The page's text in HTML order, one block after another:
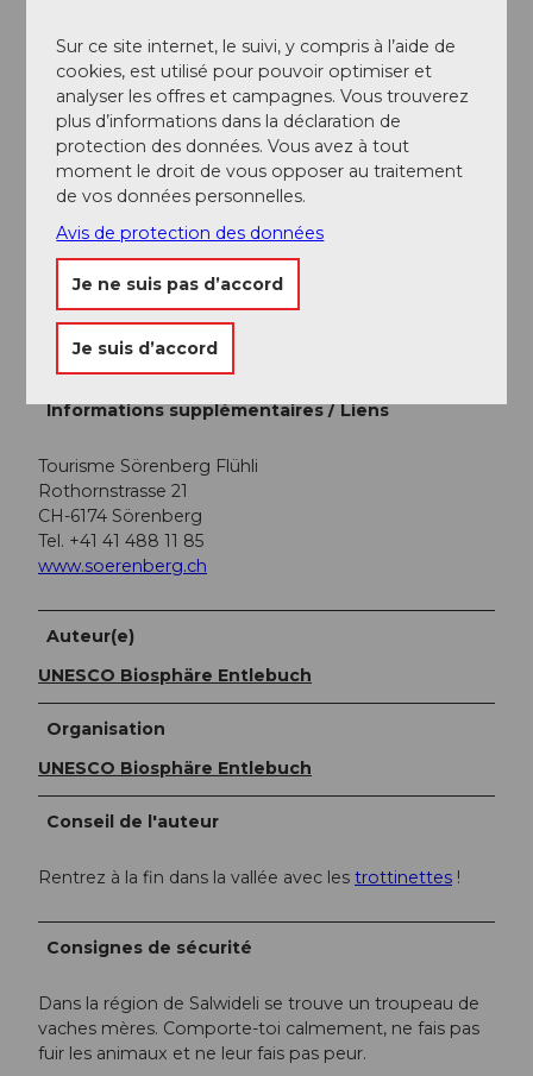
Stationnement
Un parking payant est disponible à la station de base
du téléphérique Rossweid.
Transports en commun
En transports publics, vous atteignez Sörenberg via
Schüpfheim (ligne ferroviaire Berne-Lucerne). De
Schüpfheim, prenez le car postal jusqu'à Sörenberg
Planifiez votre voyage avec le
Informations supplémentaires / Liens
Tourisme Sörenberg Flühli
Rothornstrasse 21
CH-6174 Sörenberg
Tel. +41 41 488 11 85
www.soerenberg.ch
Auteur(e)
UNESCO Biosphäre Entlebuch
Organisation
UNESCO Biosphäre Entlebuch
Conseil de l'auteur
Rentrez à la fin dans la vallée avec les trottinettes !
Consignes de sécurité
Dans la région de Salwideli se trouve un troupeau de
vaches mères. Comporte-toi calmement, ne fais pas
fuir les animaux et ne leur fais pas peur.
Sur ce site internet, le suivi, y compris à l’aide de
cookies, est utilisé pour pouvoir optimiser et
analyser les offres et campagnes. Vous trouverez
plus d’informations dans la déclaration de
protection des données. Vous avez à tout
moment le droit de vous opposer au traitement
de vos données personnelles.
Avis de protection des données
Je ne suis pas d’accord
Je suis d’accord